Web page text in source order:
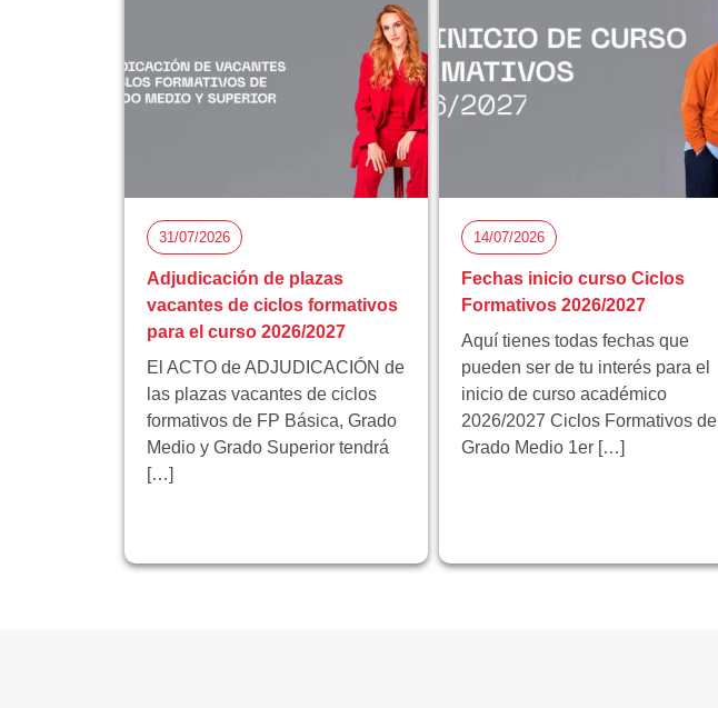
31/07/2026
Adjudicación de plazas
vacantes de ciclos formativos
para el curso 2026/2027
El ACTO de ADJUDICACIÓN de
las plazas vacantes de ciclos
formativos de FP Básica, Grado
Medio y Grado Superior tendrá
[…]
14/07/2026
Fechas inicio curso Ciclos
Formativos 2026/2027
Aquí tienes todas fechas que
pueden ser de tu interés para el
inicio de curso académico
2026/2027 Ciclos Formativos de
Grado Medio 1er […]